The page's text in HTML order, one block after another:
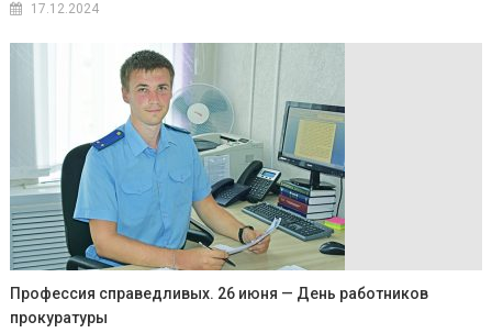
17.12.2024
Профессия справедливых. 26 июня — День работников
прокуратуры